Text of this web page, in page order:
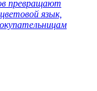
превращают
язык,